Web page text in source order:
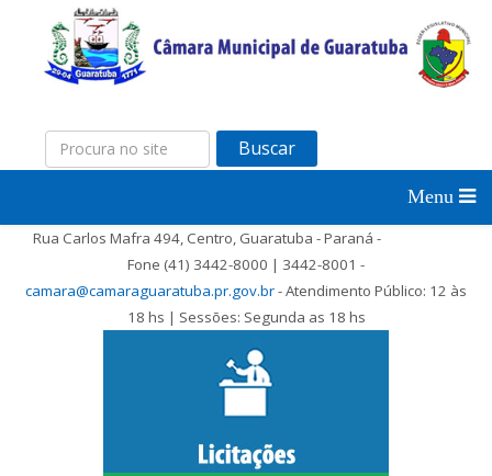
Buscar
Rua Carlos Mafra 494, Centro, Guaratuba - Paraná -
Fone (41) 3442-8000 | 3442-8001 -
camara@camaraguaratuba.pr.gov.br- Atendimento Público: 12 às
18 hs | Sessões: Segunda as 18 hs